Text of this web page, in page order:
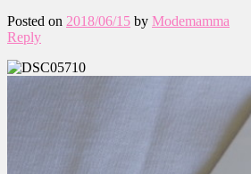
Posted on 2018/06/15 by Modemamma
Reply